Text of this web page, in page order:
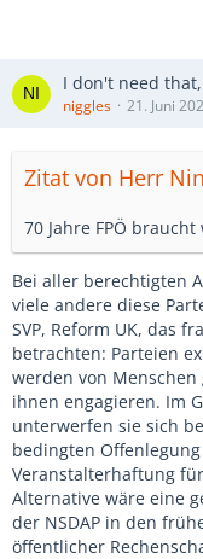
I don't need
niggles 21. Juni
Zitat von Herr
70 Jahre FPÖ
Bei aller berechtigten
viele andere diese
SVP, Reform UK, das
betrachten: Parteien
werden von
ihnen engagieren. Im
unterwerfen sie sich
bedingten
Veranstalterhaftung
Alternative wäre eine
der NSDAP in den
öffentlicher